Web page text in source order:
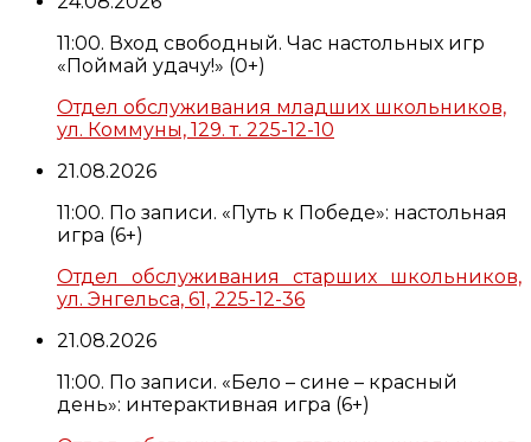
11:00. Вход свободный. Час настольных игр
«Поймай удачу!» (0+)
Отдел обслуживания младших школьников,
ул. Коммуны, 129. т. 225-12-10
21.08.2026
11:00. По записи. «Путь к Победе»: настольная
игра (6+)
Отдел обслуживания старших школьников,
ул. Энгельса, 61, 225-12-36
21.08.2026
11:00. По записи. «Бело – сине – красный
день»: интерактивная игра (6+)